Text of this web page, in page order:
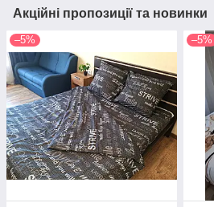
Акційні пропозиції та новинки
–5% –5%